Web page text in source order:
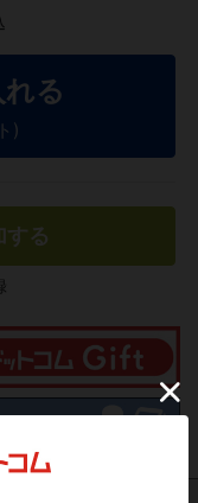
る
)
する